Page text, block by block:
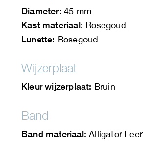
Diameter: 45 mm
Kast materiaal: Rosegoud
Lunette: Rosegoud
Wijzerplaat
Kleur wijzerplaat: Bruin
Band
Band materiaal: Alligator Leer